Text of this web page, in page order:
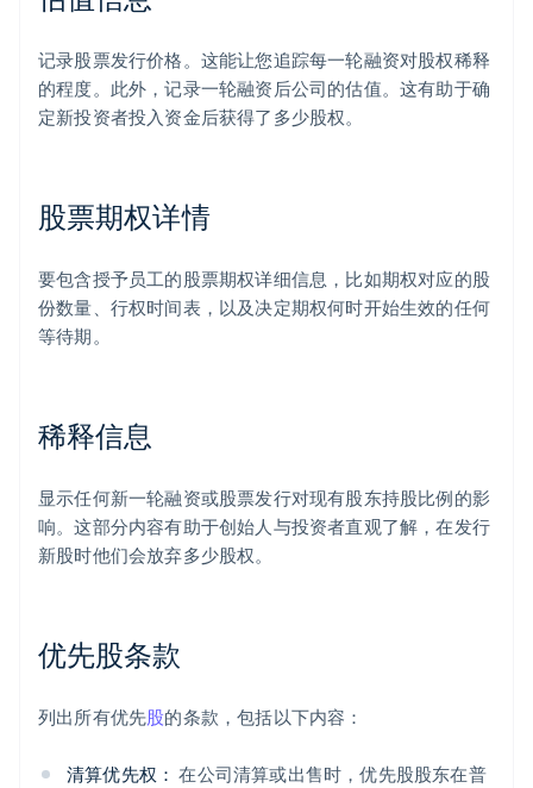
记录股票发行价格。这能让您追踪每一轮融资对股权稀释
的程度。此外，记录一轮融资后公司的估值。这有助于确
定新投资者投入资金后获得了多少股权。
股票期权详情
要包含授予员工的股票期权详细信息，比如期权对应的股
份数量、行权时间表，以及决定期权何时开始生效的任何
等待期。
稀释信息
显示任何新一轮融资或股票发行对现有股东持股比例的影
响。这部分内容有助于创始人与投资者直观了解，在发行
新股时他们会放弃多少股权。
优先股条款
列出所有优先股的条款，包括以下内容：
清算优先权： 在公司清算或出售时，优先股股东在普